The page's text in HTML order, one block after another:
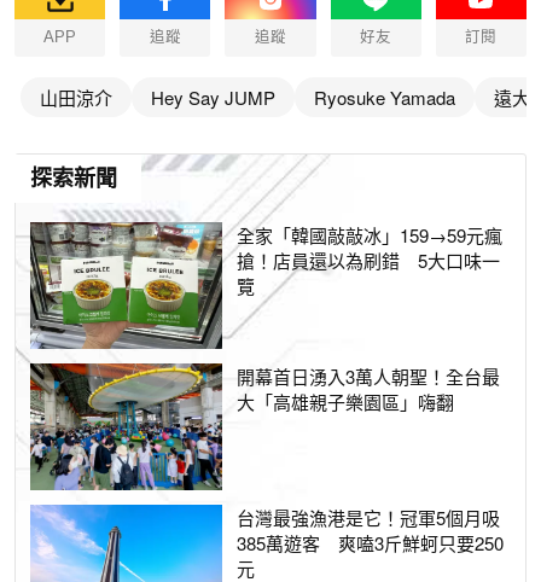
APP 追蹤 追蹤 好友 訂閱
山田涼介 Hey Say JUMP Ryosuke Yamada 遠大
探索新聞
全家「韓國敲敲冰」159→59元瘋
搶！店員還以為刷錯 5大口味一
覽
開幕首日湧入3萬人朝聖！全台最
大「高雄親子樂園區」嗨翻
台灣最強漁港是它！冠軍5個月吸
385萬遊客 爽嗑3斤鮮蚵只要250
元